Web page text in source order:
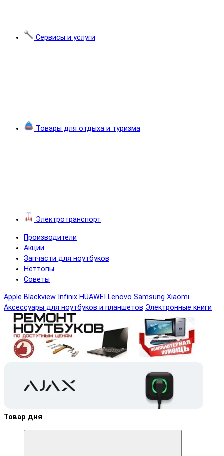
Сервисы и услуги
Товары для отдыха и туризма
Электротранспорт
Производители
Акции
Запчасти для ноутбуков
Неттопы
Советы
Apple Blackview Infinix HUAWEI Lenovo Samsung Xiaomi
Аксессуары для ноутбуков и планшетов Электронные книги
Товар дня